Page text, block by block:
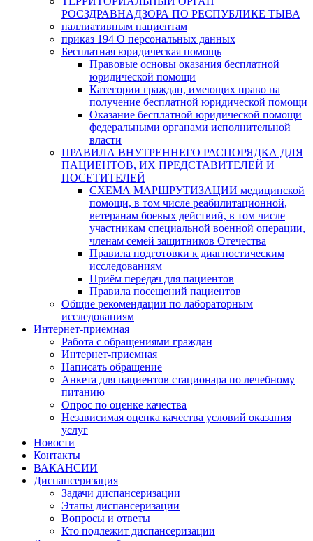
РОСЗДРАВНАДЗОРА ПО РЕСПУБЛИКЕ ТЫВА
паллиативным пациентам
приказ 194 О персональных данных
Бесплатная юридическая помощь
Правовые основы оказания бесплатной
юридической помощи
Категории граждан, имеющих право на
получение бесплатной юридической помощи
Оказание бесплатной юридической помощи
федеральными органами исполнительной
власти
ПРАВИЛА ВНУТРЕННЕГО РАСПОРЯДКА ДЛЯ
ПАЦИЕНТОВ, ИХ ПРЕДСТАВИТЕЛЕЙ И
ПОСЕТИТЕЛЕЙ
СХЕМА МАРШРУТИЗАЦИИ медицинской
помощи, в том числе реабилитационной,
ветеранам боевых действий, в том числе
участникам специальной военной операции,
членам семей защитников Отечества
Правила подготовки к диагностическим
исследованиям
Приём передач для пациентов
Правила посещений пациентов
Общие рекомендации по лабораторным
исследованиям
Интернет-приемная
Работа с обращениями граждан
Интернет-приемная
Написать обращение
Анкета для пациентов стационара по лечебному
питанию
Опрос по оценке качества
Независимая оценка качества условий оказания
услуг
Новости
Контакты
ВАКАНСИИ
Диспансеризация
Задачи диспансеризации
Этапы диспансеризации
Вопросы и ответы
Кто подлежит диспансеризации